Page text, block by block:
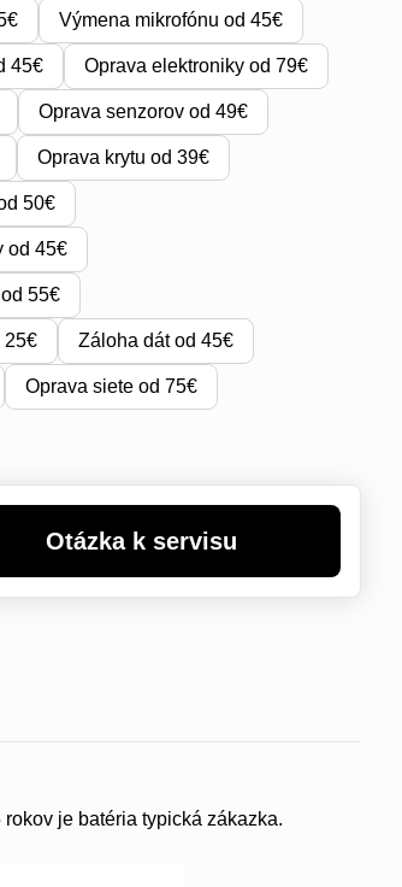
Výmena mikrofónu od 45€
45€ Oprava elektroniky od 79€
Oprava senzorov od 49€
Oprava krytu od 39€
50€
od 45€
55€
25€ Záloha dát od 45€
Oprava siete od 75€
je batéria typická zákazka.